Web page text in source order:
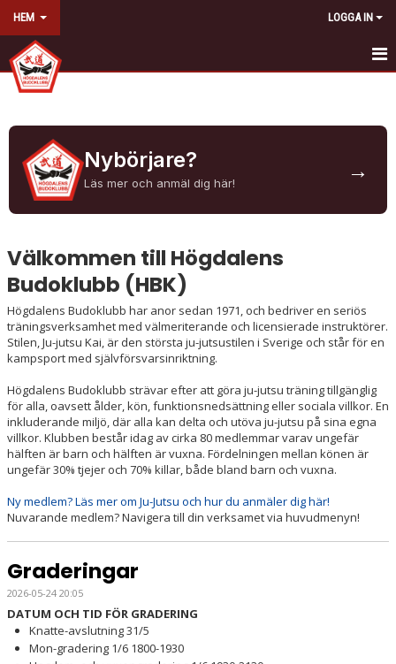
HEM LOGGA IN
HEM
NYBÖRJARE
OM KLUBBEN
KONTAKT
KALENDER
KLUBBSHOP
Nybörjare?
Läs mer och anmäl dig här! →
Välkommen till Högdalens
Budoklubb (HBK)
Högdalens Budoklubb har anor sedan 1971, och bedriver en seriös
träningsverksamhet med välmeriterande och licensierade instruktörer.
Stilen, Ju-jutsu Kai, är den största ju-jutsustilen i Sverige och står för en
kampsport med självförsvarsinriktning.
Högdalens Budoklubb strävar efter att göra ju-jutsu träning tillgänglig
för alla, oavsett ålder, kön, funktionsnedsättning eller sociala villkor. En
inkluderande miljö, där alla kan delta och utöva ju-jutsu på sina egna
villkor. Klubben består idag av cirka 80 medlemmar varav ungefär
hälften är barn och hälften är vuxna. Fördelningen mellan könen är
ungefär 30% tjejer och 70% killar, både bland barn och vuxna.
Ny medlem? Läs mer om Ju-Jutsu och hur du anmäler dig här!
Nuvarande medlem? Navigera till din verksamet via huvudmenyn!
Graderingar
2026-05-24 20:05
DATUM OCH TID FÖR GRADERING
Knatte-avslutning 31/5
Mon-gradering 1/6 1800-1930